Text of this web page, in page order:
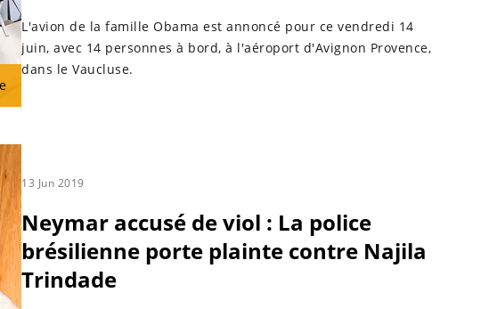
L'avion de la famille Obama est annoncé pour ce vendredi 14
juin, avec 14 personnes à bord, à l'aéroport d'Avignon Provence,
dans le Vaucluse.
13 Jun 2019
Neymar accusé de viol : La police
brésilienne porte plainte contre Najila
Trindade